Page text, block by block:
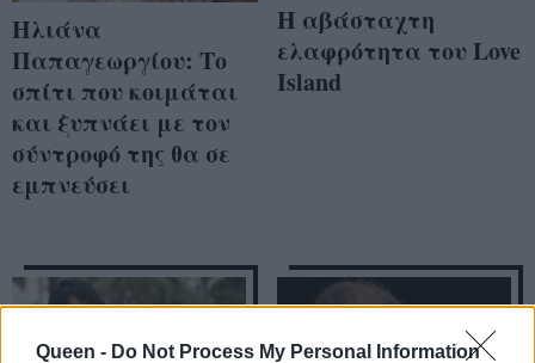
Queen - Do Not Process My Personal Information
Ηλιάνα
Παπαγεωργίου: Το
σπίτι που κοιμάται
και ξυπνάει με τον
σύντροφό της θα σε
εμπνεύσει
Η αβάσταχτη
ελαφρότητα του Love
Island